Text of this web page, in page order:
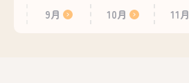
9月
10月 11月